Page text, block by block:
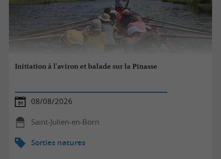
Initiation à l'aviron et balade sur la Pinasse
08/08/2026
Saint-Julien-en-Born
Sorties natures